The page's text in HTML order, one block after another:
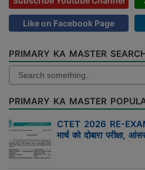
Like on Facebook Page
PRIMARY KA MASTER
PRIMARY KA MASTER
CTET 2026 RE-
मार्च को दोबारा